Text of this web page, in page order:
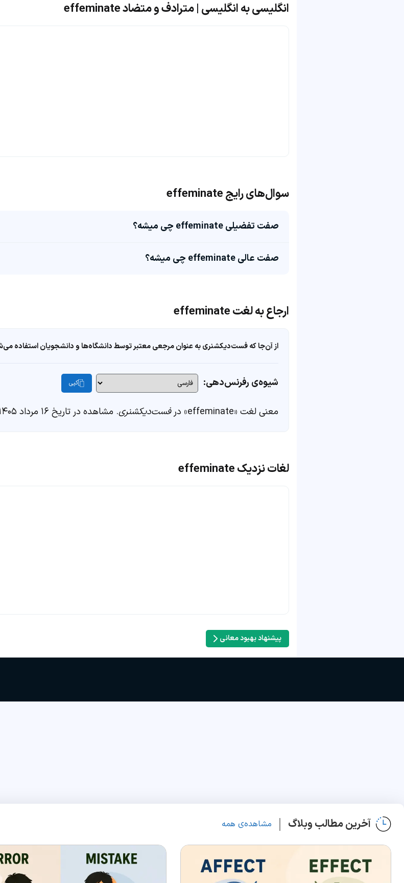
انگلیسی به انگلیسی | مترادف و متضاد effeminate
سوال‌های رایج effeminate
صفت تفضیلی effeminate چی میشه؟
صفت عالی effeminate چی میشه؟
ارجاع به لغت effeminate
از آن‌جا که فست‌دیکشنری به عنوان مرجعی معتبر توسط دانشگاه‌ها و دانشجویان استفاده
شیوه‌ی رفرنس‌دهی: کپی
معنی لغت «effeminate» در فست‌دیکشنری. مشاهده در تاریخ ۱۶ مرداد ۱۴۰۵، از https://fastdic.com/word/effeminate
لغات نزدیک effeminate
پیشنهاد بهبود معانی
آخرین مطالب وبلاگ مشاهده‌ی همه